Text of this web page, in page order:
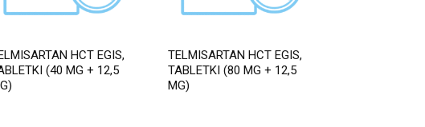
HCT EGIS,
(40 MG + 12,5
TELMISARTAN HCT EGIS,
TABLETKI (80 MG + 12,5
MG)